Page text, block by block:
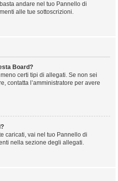
andare nel tuo Pannello di
alle tue sottoscrizioni.
Board?
certi tipi di allegati. Se non sei
contatta l’amministratore per avere
caricati, vai nel tuo Pannello di
nella sezione degli allegati.